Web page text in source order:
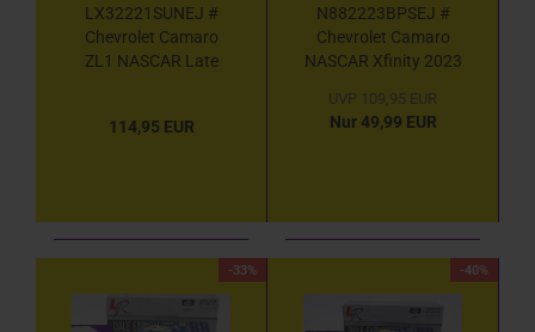
LX32221SUNEJ #
Chevrolet Camaro
ZL1 NASCAR Late
Drop " 1:24
114,95 EUR
N882223BPSEJ #
Chevrolet Camaro
NASCAR Xfinity 2023
Bass Pro Shops Club
Card " 1:24
UVP 109,95 EUR
Nur 49,99 EUR
-33% -40%